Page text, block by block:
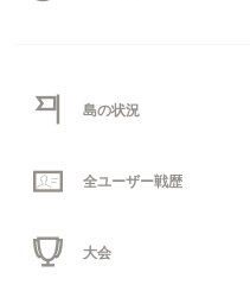
島の状況
全ユーザー戦歴
大会